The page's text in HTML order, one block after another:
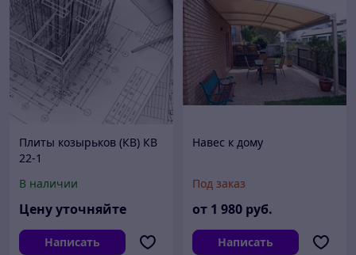
Плиты козырьков (КВ) КВ
22-1
В наличии
Цену уточняйте
Написать
Навес к дому
Под заказ
от 1 980 руб.
Написать